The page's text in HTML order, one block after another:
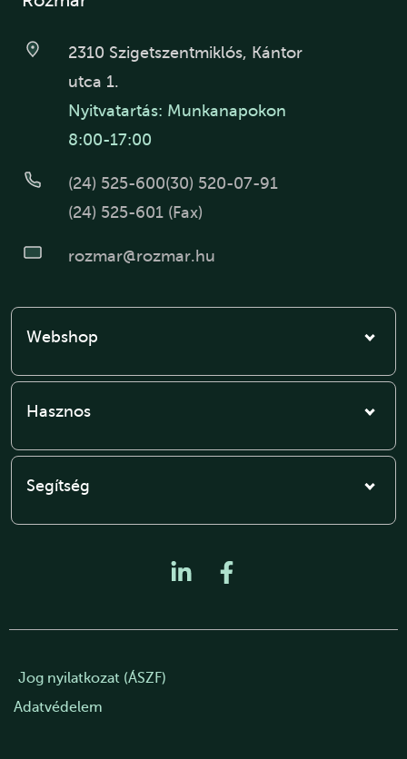
2310 Szigetszentmiklós, Kántor
utca 1.
Nyitvatartás: Munkanapokon
8:00-17:00
(24) 525-600(30) 520-07-91
(24) 525-601 (Fax)
rozmar@rozmar.hu
Webshop
Hasznos
Segítség
Jog nyilatkozat (ÁSZF)
Adatvédelem